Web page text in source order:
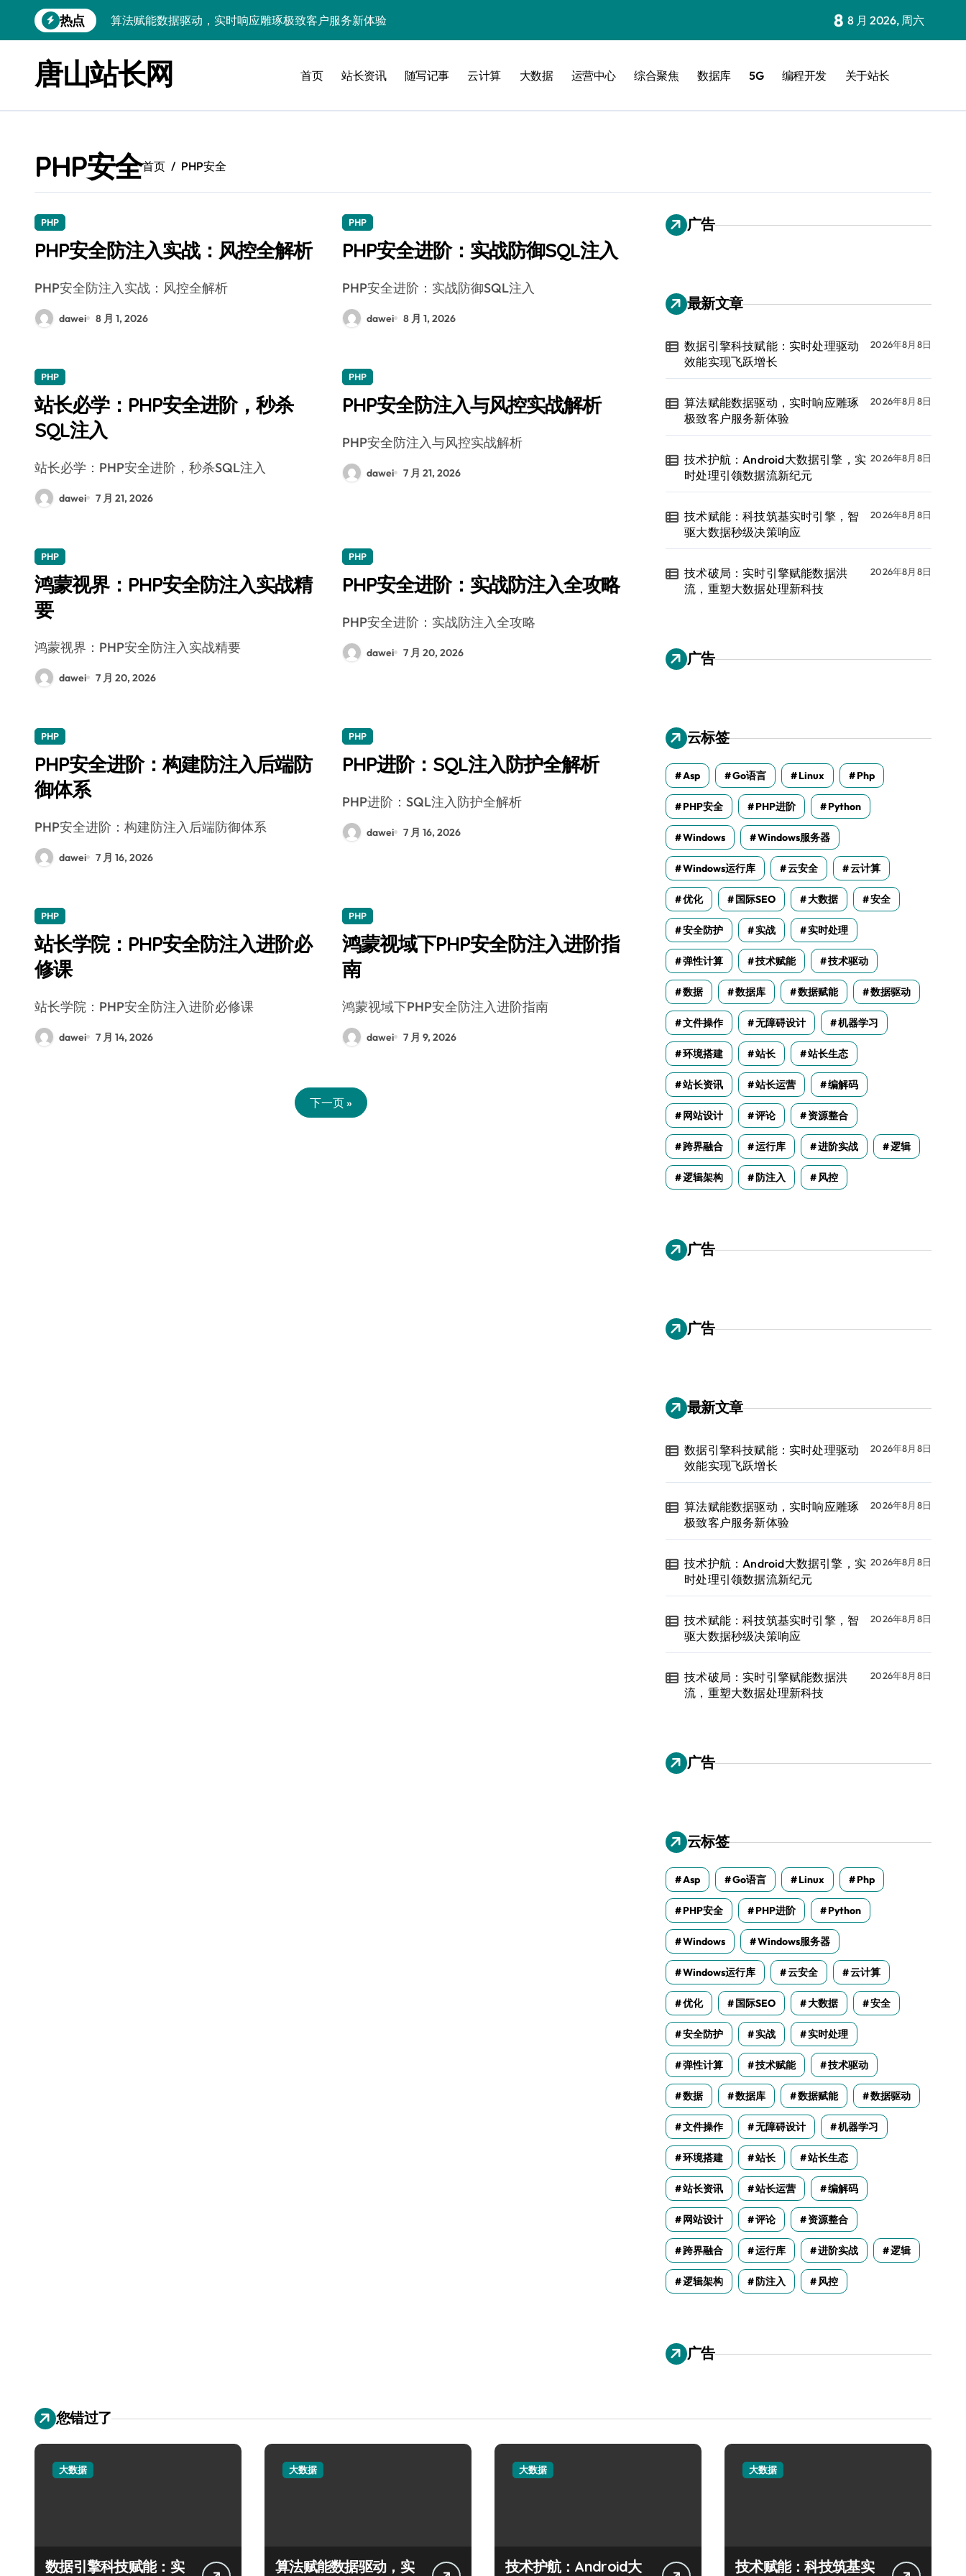
到
热点
算法赋能数据驱动，实时响应雕琢极致客户服务新体验
技术赋能：科技筑基实时引擎，智驱大数据秒级决策响应
技术破局：实时引擎赋能数据洪流，重塑大数据处理新科技
技术赋能：实时数据处理引擎驱动企业大数据科技新飞跃
大数据赋能运维：实时处理提效，精准调控信息流
技术赋能：构建高效实时引擎，驱动多媒体大数据处理革新
Go语言赋能大数据：实时引擎构建与科技驱动的性能优化术
数据引擎科技赋能：实时处理驱动效能实现飞跃增长
8 8 月 2026, 周六
唐山站长网 首页 站长资讯 随写记事 云计算 大数据 运营中心 综合聚焦 数据库 5G 编程开发 关于站长
PHP安全首页 PHP安全
PHP
PHP安全防注入实战：风控全解析
PHP安全防注入实战：风控全解析
dawei 8 月 1, 2026
PHP
PHP安全进阶：实战防御SQL注入
PHP安全进阶：实战防御SQL注入
dawei 8 月 1, 2026
PHP
站长必学：PHP安全进阶，秒杀
SQL注入
站长必学：PHP安全进阶，秒杀SQL注入
dawei 7 月 21, 2026
PHP
PHP安全防注入与风控实战解析
PHP安全防注入与风控实战解析
dawei 7 月 21, 2026
PHP
鸿蒙视界：PHP安全防注入实战精
要
鸿蒙视界：PHP安全防注入实战精要
dawei 7 月 20, 2026
PHP
PHP安全进阶：实战防注入全攻略
PHP安全进阶：实战防注入全攻略
dawei 7 月 20, 2026
PHP
PHP安全进阶：构建防注入后端防
御体系
PHP安全进阶：构建防注入后端防御体系
dawei 7 月 16, 2026
PHP
PHP进阶：SQL注入防护全解析
PHP进阶：SQL注入防护全解析
dawei 7 月 16, 2026
PHP
站长学院：PHP安全防注入进阶必
修课
站长学院：PHP安全防注入进阶必修课
dawei 7 月 14, 2026
PHP
鸿蒙视域下PHP安全防注入进阶指
南
鸿蒙视域下PHP安全防注入进阶指南
dawei 7 月 9, 2026
下一页 »
广告
最新文章
数据引擎科技赋能：实时处理驱动
效能实现飞跃增长
2026年8月8日
算法赋能数据驱动，实时响应雕琢
极致客户服务新体验
2026年8月8日
技术护航：Android大数据引擎，实
时处理引领数据流新纪元
2026年8月8日
技术赋能：科技筑基实时引擎，智
驱大数据秒级决策响应
2026年8月8日
技术破局：实时引擎赋能数据洪
流，重塑大数据处理新科技
2026年8月8日
广告
云标签
Asp Go语言 Linux Php
PHP安全 PHP进阶 Python
Windows Windows服务器
Windows运行库 云安全 云计算
优化 国际SEO 大数据 安全
安全防护 实战 实时处理
弹性计算 技术赋能 技术驱动
数据 数据库 数据赋能 数据驱动
文件操作 无障碍设计 机器学习
环境搭建 站长 站长生态
站长资讯 站长运营 编解码
网站设计 评论 资源整合
跨界融合 运行库 进阶实战 逻辑
逻辑架构 防注入 风控
广告
广告
最新文章
数据引擎科技赋能：实时处理驱动
效能实现飞跃增长
2026年8月8日
算法赋能数据驱动，实时响应雕琢
极致客户服务新体验
2026年8月8日
技术护航：Android大数据引擎，实
时处理引领数据流新纪元
2026年8月8日
技术赋能：科技筑基实时引擎，智
驱大数据秒级决策响应
2026年8月8日
技术破局：实时引擎赋能数据洪
流，重塑大数据处理新科技
2026年8月8日
广告
云标签
Asp Go语言 Linux Php
PHP安全 PHP进阶 Python
Windows Windows服务器
Windows运行库 云安全 云计算
优化 国际SEO 大数据 安全
安全防护 实战 实时处理
弹性计算 技术赋能 技术驱动
数据 数据库 数据赋能 数据驱动
文件操作 无障碍设计 机器学习
环境搭建 站长 站长生态
站长资讯 站长运营 编解码
网站设计 评论 资源整合
跨界融合 运行库 进阶实战 逻辑
逻辑架构 防注入 风控
广告
您错过了
大数据
数据引擎科技赋能：实
大数据
算法赋能数据驱动，实
大数据
技术护航：Android大
大数据
技术赋能：科技筑基实